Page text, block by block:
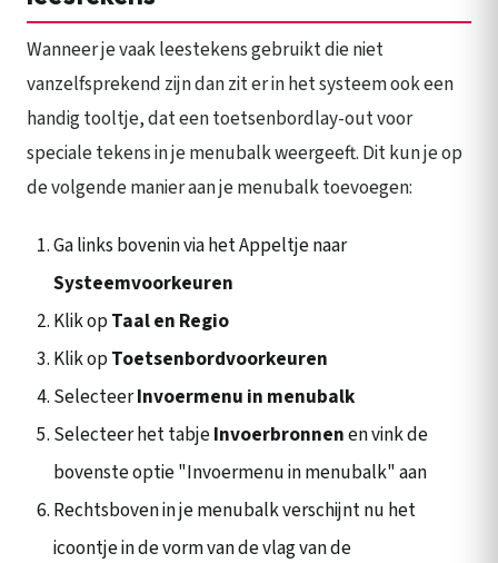
Wanneer je vaak leestekens gebruikt die niet
vanzelfsprekend zijn dan zit er in het systeem ook een
handig tooltje, dat een toetsenbordlay-out voor
speciale tekens in je menubalk weergeeft. Dit kun je op
de volgende manier aan je menubalk toevoegen:
Ga links bovenin via het Appeltje naar
Systeemvoorkeuren
Klik opTaal en Regio
Klik opToetsenbordvoorkeuren
SelecteerInvoermenu in menubalk
Selecteer het tabjeInvoerbronnenen vink de
bovenste optie "Invoermenu in menubalk" aan
Rechtsboven in je menubalk verschijnt nu het
icoontje in de vorm van de vlag van de